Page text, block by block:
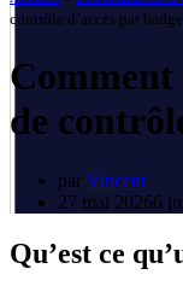
contrôle d’accès par badge
Comment
de
par Vincent
27 mai 20266
Qu’est ce